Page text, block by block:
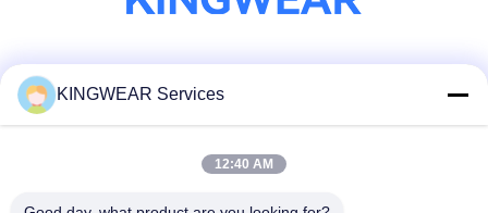
소셜 미디어
KINGWEAR Services
12:40 AM